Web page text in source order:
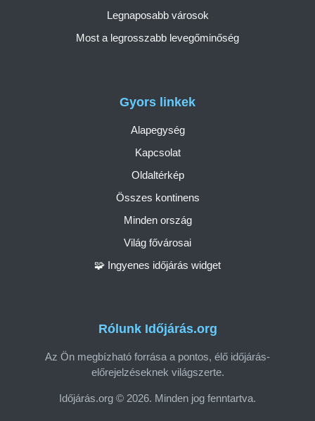
Rólunk Időjárás.org
Az Ön megbízható forrása a pontos, élő időjárás-
előrejelzéseknek világszerte.
Időjárás.org © 2026. Minden jog fenntartva.
Gyors linkek
Alapegység
Kapcsolat
Oldaltérkép
Összes kontinens
Minden ország
Világ fővárosai
🧩 Ingyenes időjárás widget
Legnaposabb városok
Most a legrosszabb levegőminőség